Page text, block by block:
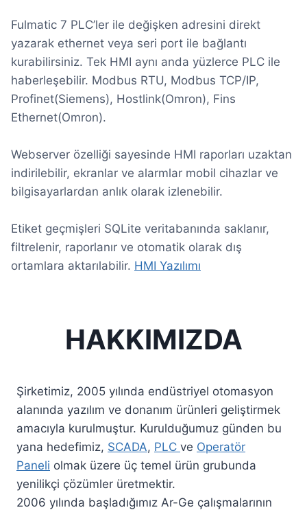
Fulmatic 7 PLC’ler ile değişken adresini direkt
yazarak ethernet veya seri port ile bağlantı
kurabilirsiniz. Tek HMI aynı anda yüzlerce PLC ile
haberleşebilir. Modbus RTU, Modbus TCP/IP,
Profinet(Siemens), Hostlink(Omron), Fins
Ethernet(Omron).
Webserver özelliği sayesinde HMI raporları uzaktan
indirilebilir, ekranlar ve alarmlar mobil cihazlar ve
bilgisayarlardan anlık olarak izlenebilir.
Etiket geçmişleri SQLite veritabanında saklanır,
filtrelenir, raporlanır ve otomatik olarak dış
ortamlara aktarılabilir. HMI Yazılımı
HAKKIMIZDA
Şirketimiz, 2005 yılında endüstriyel otomasyon
alanında yazılım ve donanım ürünleri geliştirmek
amacıyla kurulmuştur. Kurulduğumuz günden bu
yana hedefimiz, SCADA, PLC ve Operatör
Paneli olmak üzere üç temel ürün grubunda
yenilikçi çözümler üretmektir.
2006 yılında başladığımız Ar-Ge çalışmalarının